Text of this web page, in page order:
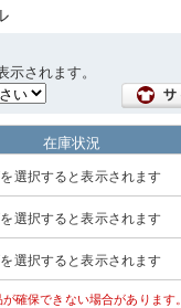
されます。
在庫状況
選択すると表示されます
選択すると表示されます
選択すると表示されます
確保できない場合があります。